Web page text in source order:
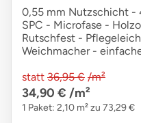
0,55 mm Nutzschicht -
SPC - Microfase -
Rutschfest -
Weichmacher -
statt 36,95 € /m²
34,90 € /m²
1 Paket: 2,10 m² zu 73,29 €